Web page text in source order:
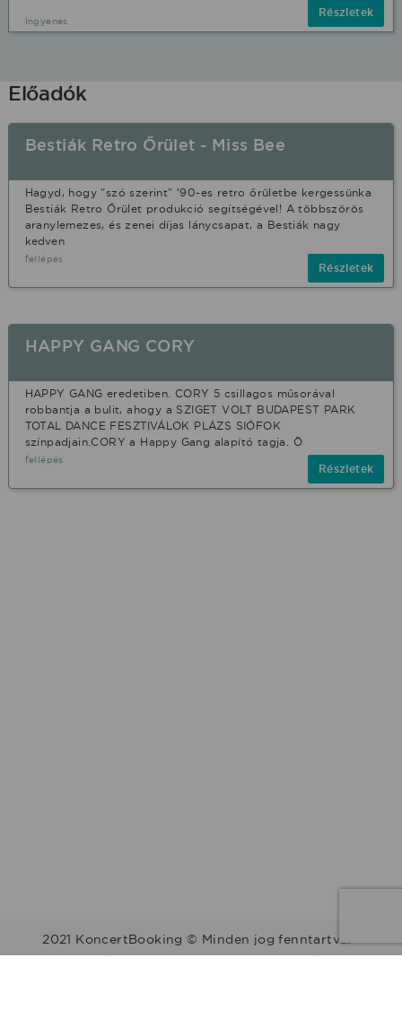
Ingyenes
Részletek
Előadók
Bestiák Retro Őrület - Miss Bee
Hagyd, hogy "szó szerint" ’90-es retro őrületbe kergessünka
Bestiák Retro Őrület produkció segítségével! A többszörös
aranylemezes, és zenei díjas lánycsapat, a Bestiák nagy
kedven
fellépés
Részletek
HAPPY GANG CORY
HAPPY GANG eredetiben. CORY 5 csillagos műsorával
robbantja a bulit, ahogy a SZIGET VOLT BUDAPEST PARK
TOTAL DANCE FESZTIVÁLOK PLÁZS SIÓFOK
színpadjain.CORY a Happy Gang alapító tagja. Ö
fellépés
Részletek
2021 KoncertBooking © Minden jog fenntartva.
Kapcsolat | Telefonszám: +36 30 157 9812 | E-mail: